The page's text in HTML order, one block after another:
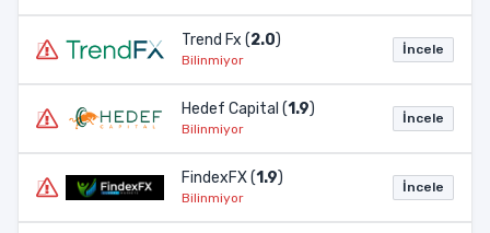
Trend Fx (2.0)
Bilinmiyor
İncele
Hedef Capital (1.9)
Bilinmiyor
İncele
FindexFX (1.9)
Bilinmiyor
İncele